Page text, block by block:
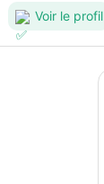
Voir le profil